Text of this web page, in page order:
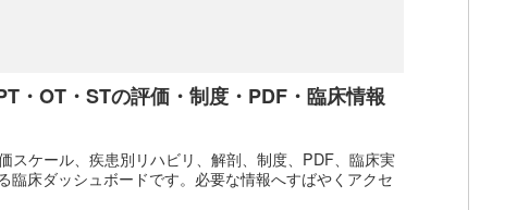
・OT・STの評価・制度・PDF・臨床情報
スケール、疾患別リハビリ、解剖、制度、PDF、臨床実
臨床ダッシュボードです。必要な情報へすばやくアクセ